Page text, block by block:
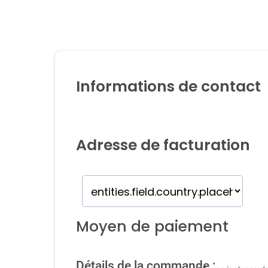
Informations de contact
Adresse de facturation
Moyen de paiement